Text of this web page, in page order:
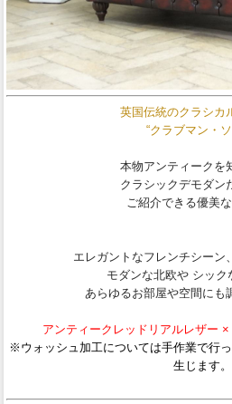
英国伝統のクラシカ
“クラブマン・
本物アンティークを
クラシックデモダン
ご紹介できる優美
エレガントなフレンチシーン
モダンな北欧や シック
あらゆるお部屋や空間にも
アンティークレッドリアルレザー
※ウォッシュ加工については手作業で行
生じます。